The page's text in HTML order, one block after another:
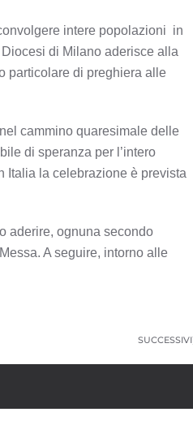
intere popolazioni  in
di Milano aderisce alla
particolare di preghiera alle
cammino quaresimale delle
di speranza per l’intero
Italia la celebrazione è prevista
aderire, ognuna secondo
A seguire, intorno alle
SUCCESSIVI